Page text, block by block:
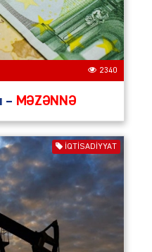
2340
– MƏZƏNNƏ
İQTISADIYYAT